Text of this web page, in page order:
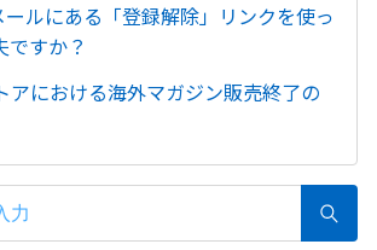
ルにある「登録解除」リンクを使っ
ですか？
アにおける海外マガジン販売終了の